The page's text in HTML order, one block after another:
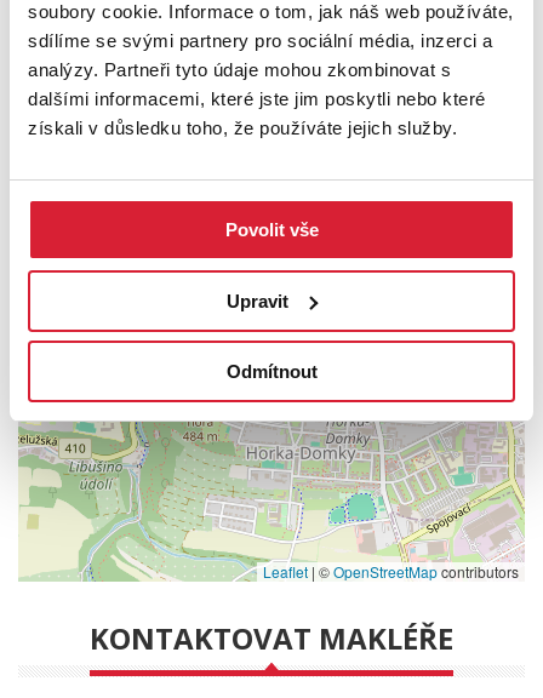
soubory cookie. Informace o tom, jak náš web používáte,
sdílíme se svými partnery pro sociální média, inzerci a
analýzy. Partneři tyto údaje mohou zkombinovat s
dalšími informacemi, které jste jim poskytli nebo které
získali v důsledku toho, že používáte jejich služby.
Povolit vše
Upravit
Odmítnout
Tahle nabídka není jen o bytě. Je o životním stylu, který si můžete
vytvořit přesně podle sebe.
UMÍSTĚNÍ OBJEKTU
+
Leaflet | ©OpenStreetMapcontributors
KONTAKTOVAT MAKLÉŘE